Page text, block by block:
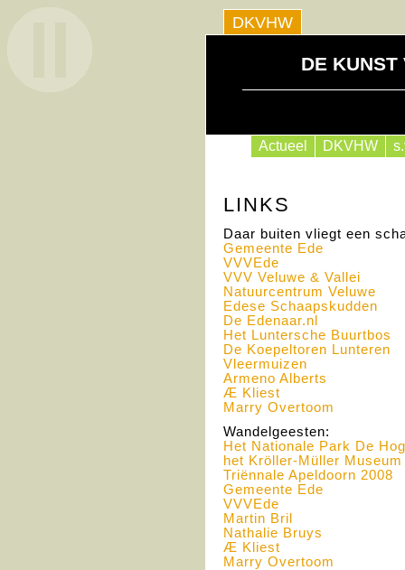
DKVHW
DE KUNST
Actueel DKVHW
LINKS
Daar buiten vliegt een
Gemeente Ede
VVVEde
VVV Veluwe & Vallei
Natuurcentrum Veluwe
Edese Schaapskudden
De Edenaar.nl
Het Luntersche Buurtbos
De Koepeltoren Lunteren
Vleermuizen
Armeno Alberts
Æ Kliest
Marry Overtoom
Wandelgeesten:
Het Nationale Park De
het Kröller-Müller Museum
Triënnale Apeldoorn 2008
Gemeente Ede
VVVEde
Martin Bril
Nathalie Bruys
Æ Kliest
Marry Overtoom